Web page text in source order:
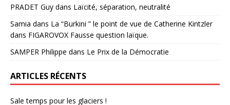
PRADET Guy dans Laïcité, séparation, neutralité
Samia dans La “Burkini ” le point de vue de Catherine Kintzler
dans FIGAROVOX Fausse question laïque.
SAMPER Philippe dans Le Prix de la Démocratie
ARTICLES RÉCENTS
Sale temps pour les glaciers !